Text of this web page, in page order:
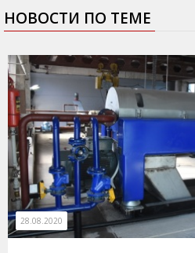
НОВОСТИ ПО ТЕМЕ
28.08.2020